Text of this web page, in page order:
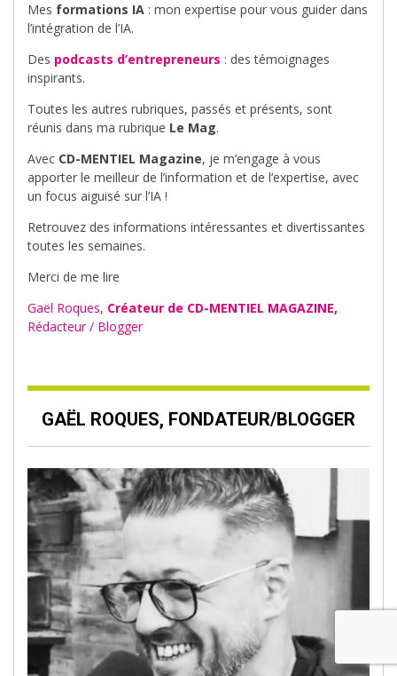
Mes formations IA : mon expertise pour vous guider dans
l’intégration de l’IA.
Des podcasts d’entrepreneurs : des témoignages
inspirants.
Toutes les autres rubriques, passés et présents, sont
réunis dans ma rubrique Le Mag.
Avec CD-MENTIEL Magazine, je m’engage à vous
apporter le meilleur de l’information et de l’expertise, avec
un focus aiguisé sur l’IA !
Retrouvez des informations intéressantes et divertissantes
toutes les semaines.
Merci de me lire
Gaël Roques, Créateur de CD-MENTIEL MAGAZINE,
Rédacteur / Blogger
GAËL ROQUES, FONDATEUR/BLOGGER